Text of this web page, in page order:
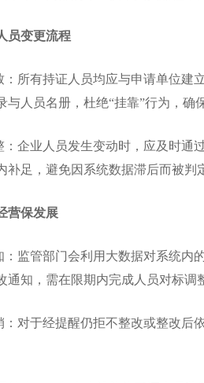
员变更流程
有持证人员均应与申请单位建
人员名册，杜绝“挂靠”行为，确
业人员发生变动时，应及时通
足，避免因系统数据滞后而被判
营保发展
管部门会利用大数据对系统内
知，需在限期内完成人员对标调
于经提醒仍拒不整改或整改后